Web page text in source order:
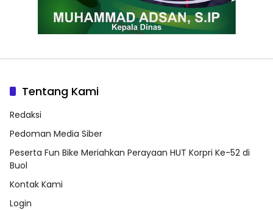
Tentang Kami
Redaksi
Pedoman Media Siber
Peserta Fun Bike Meriahkan Perayaan HUT Korpri Ke-52 di
Buol
Kontak Kami
Login